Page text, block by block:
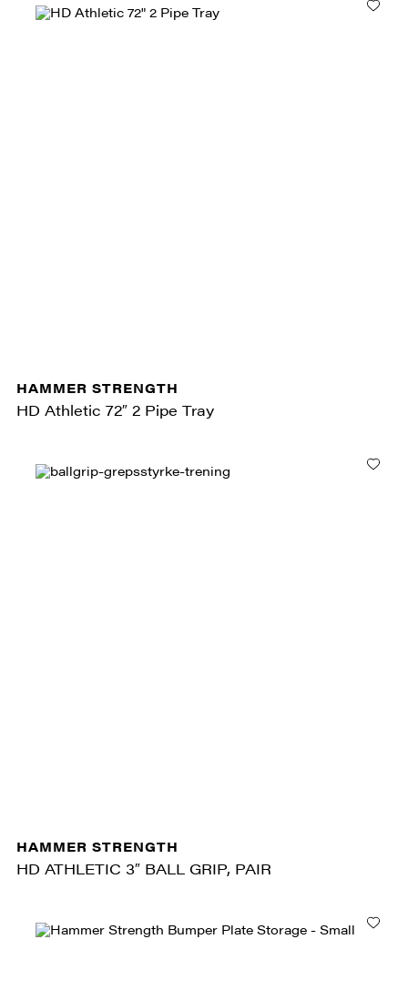
HAMMER STRENGTH
HD Athletic 72″ 2 Pipe Tray
HAMMER STRENGTH
HD ATHLETIC 3″ BALL GRIP, PAIR